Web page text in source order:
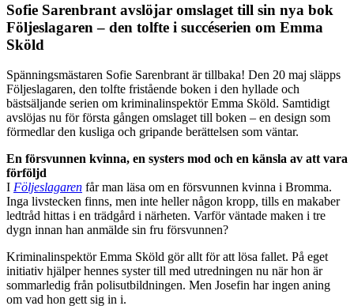
Sofie Sarenbrant avslöjar omslaget till sin nya bok
Följeslagaren – den tolfte i succéserien om Emma
Sköld
Spänningsmästaren Sofie Sarenbrant är tillbaka! Den 20 maj släpps
Följeslagaren, den tolfte fristående boken i den hyllade och
bästsäljande serien om kriminalinspektör Emma Sköld. Samtidigt
avslöjas nu för första gången omslaget till boken – en design som
förmedlar den kusliga och gripande berättelsen som väntar.
En försvunnen kvinna, en systers mod och en känsla av att vara
förföljd
I Följeslagaren får man läsa om en försvunnen kvinna i Bromma.
Inga livstecken finns, men inte heller någon kropp, tills en makaber
ledtråd hittas i en trädgård i närheten. Varför väntade maken i tre
dygn innan han anmälde sin fru försvunnen?
Kriminalinspektör Emma Sköld gör allt för att lösa fallet. På eget
initiativ hjälper hennes syster till med utredningen nu när hon är
sommarledig från polisutbildningen. Men Josefin har ingen aning
om vad hon gett sig in i.